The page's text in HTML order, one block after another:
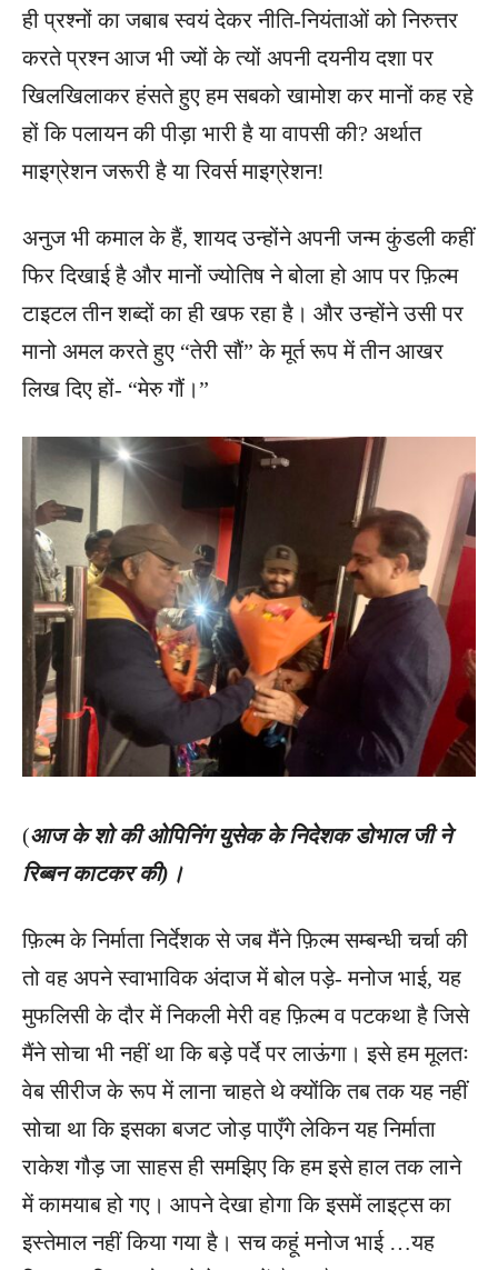
ही प्रश्नों का जबाब स्वयं देकर नीति-नियंताओं को निरुत्तर
करते प्रश्न आज भी ज्यों के त्यों अपनी दयनीय दशा पर
खिलखिलाकर हंसते हुए हम सबको खामोश कर मानों कह रहे
हों कि पलायन की पीड़ा भारी है या वापसी की? अर्थात
माइग्रेशन जरूरी है या रिवर्स माइग्रेशन!
अनुज भी कमाल के हैं, शायद उन्होंने अपनी जन्म कुंडली कहीं
फिर दिखाई है और मानों ज्योतिष ने बोला हो आप पर फ़िल्म
टाइटल तीन शब्दों का ही खफ रहा है। और उन्होंने उसी पर
मानो अमल करते हुए “तेरी सौं” के मूर्त रूप में तीन आखर
लिख दिए हों- “मेरु गौं।”
(आज के शो की ओपिनिंग युसेक के निदेशक डोभाल जी ने
रिब्बन काटकर की)।
फ़िल्म के निर्माता निर्देशक से जब मैंने फ़िल्म सम्बन्धी चर्चा की
तो वह अपने स्वाभाविक अंदाज में बोल पड़े- मनोज भाई, यह
मुफलिसी के दौर में निकली मेरी वह फ़िल्म व पटकथा है जिसे
मैंने सोचा भी नहीं था कि बड़े पर्दे पर लाऊंगा। इसे हम मूलतः
वेब सीरीज के रूप में लाना चाहते थे क्योंकि तब तक यह नहीं
सोचा था कि इसका बजट जोड़ पाएँगे लेकिन यह निर्माता
राकेश गौड़ जा साहस ही समझिए कि हम इसे हाल तक लाने
में कामयाब हो गए। आपने देखा होगा कि इसमें लाइट्स का
इस्तेमाल नहीं किया गया है। सच कहूं मनोज भाई …यह